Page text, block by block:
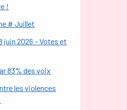
!
# Juillet
juin 2026 – Votes et
83% des voix
les violences